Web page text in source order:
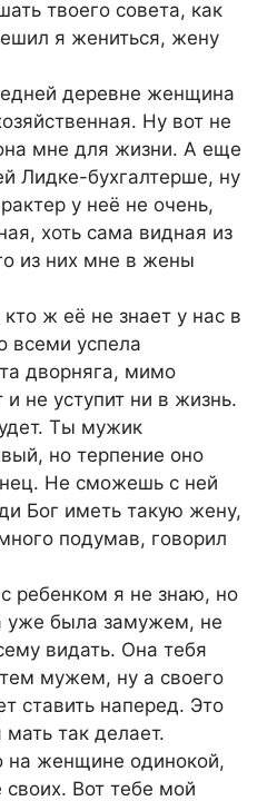
твоего совета, как
я жениться, жену
деревне женщина
Ну вот не
мне для жизни. А еще
Лидке-бухгалтерше, ну
у неё не очень,
хоть сама видная из
из них мне в жены
ж её не знает у нас в
всеми успела
дворняга, мимо
и не уступит ни в жизнь.
Ты мужик
но терпение оно
Не сможешь с ней
Бог иметь такую жену,
подумав, говорил
ребенком я не знаю, но
уже была замужем, не
видать. Она тебя
мужем, ну а своего
ставить наперед. Это
так делает.
на женщине одинокой,
своих. Вот тебе мой